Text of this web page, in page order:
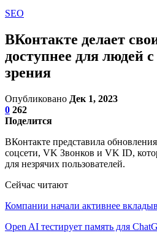
SEO
ВКонтакте делает
доступнее для людей
зрения
Опубликовано Дек 1, 2023
0 262
Поделится
ВКонтакте представила
соцсети, VK Звонков и VK ID,
для незрячих пользователей.
Сейчас читают
Компании начали активнее
Open AI тестирует память для